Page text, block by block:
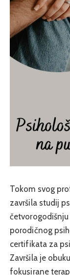
Tokom svog
završila studij
porodičnog
certifikata za
Završila je obuku
fokusirane